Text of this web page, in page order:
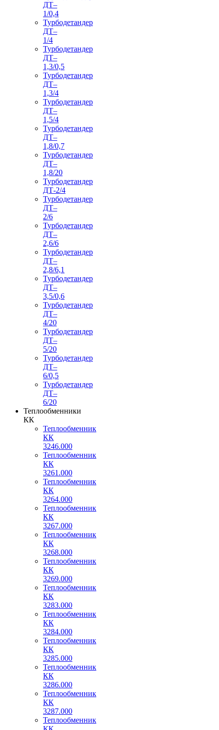
ДТ–
1/0,4
Турбодетандер
ДТ–
1/4
Турбодетандер
ДТ–
1,3/0,5
Турбодетандер
ДТ–
1,3/4
Турбодетандер
ДТ–
1,5/4
Турбодетандер
ДТ–
1,8/0,7
Турбодетандер
ДТ–
1,8/20
Турбодетандер
ДТ-2/4
Турбодетандер
ДТ–
2/6
Турбодетандер
ДТ–
2,6/6
Турбодетандер
ДТ–
2,8/6,1
Турбодетандер
ДТ–
3,5/0,6
Турбодетандер
ДТ–
4/20
Турбодетандер
ДТ–
5/20
Турбодетандер
ДТ–
6/0,5
Турбодетандер
ДТ–
6/20
Теплообменники
КК
Теплообменник
КК
3246.000
Теплообменник
КК
3261.000
Теплообменник
КК
3264.000
Теплообменник
КК
3267.000
Теплообменник
КК
3268.000
Теплообменник
КК
3269.000
Теплообменник
КК
3283.000
Теплообменник
КК
3284.000
Теплообменник
КК
3285.000
Теплообменник
КК
3286.000
Теплообменник
КК
3287.000
Теплообменник